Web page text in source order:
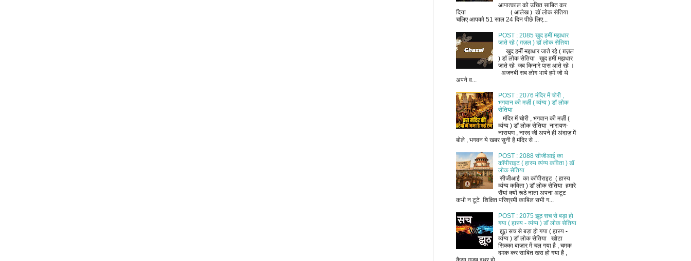
आपात्काल को उचित साबित कर
दिया ( आलेख ) डॉ लोक सेतिया
चलिए आपको 51 साल 24 दिन पीछे लिए...
POST : 2085 ख़ुद हमीं मझधार
जाते रहे ( ग़ज़ल ) डॉ लोक सेतिया
ख़ुद हमीं मझधार जाते रहे ( ग़ज़ल
) डॉ लोक सेतिया ख़ुद हमीं मझधार
जाते रहे जब किनारे पास आते रहे ।
अजनबी सब लोग भाये हमें जो थे
अपने व...
POST : 2076 मंदिर में चोरी ,
भगवान की मर्ज़ी ( व्यंग्य ) डॉ लोक
सेतिया
मंदिर में चोरी , भगवान की मर्ज़ी (
व्यंग्य ) डॉ लोक सेतिया नारायण-
नारायण , नारद जी अपने ही अंदाज़ में
बोले , भगवन ये खबर सुनी है मंदिर से ...
POST : 2088 सीजीआई का
कॉपीराइट ( हास्य व्यंग्य कविता ) डॉ
लोक सेतिया
सीजीआई का कॉपीराइट ( हास्य
व्यंग्य कविता ) डॉ लोक सेतिया हमारे
सैंयां क्यों रूठे नाता अपना अटूट
कभी न टूटे शिक्षित परिश्रमी काबिल सभी ग...
POST : 2075 झूठ सच से बड़ा हो
गया ( हास्य - व्यंग्य ) डॉ लोक सेतिया
झूठ सच से बड़ा हो गया ( हास्य -
व्यंग्य ) डॉ लोक सेतिया खोटा
सिक्का बाज़ार में चल गया है , चमक
दमक कर साबित खरा हो गया है ,